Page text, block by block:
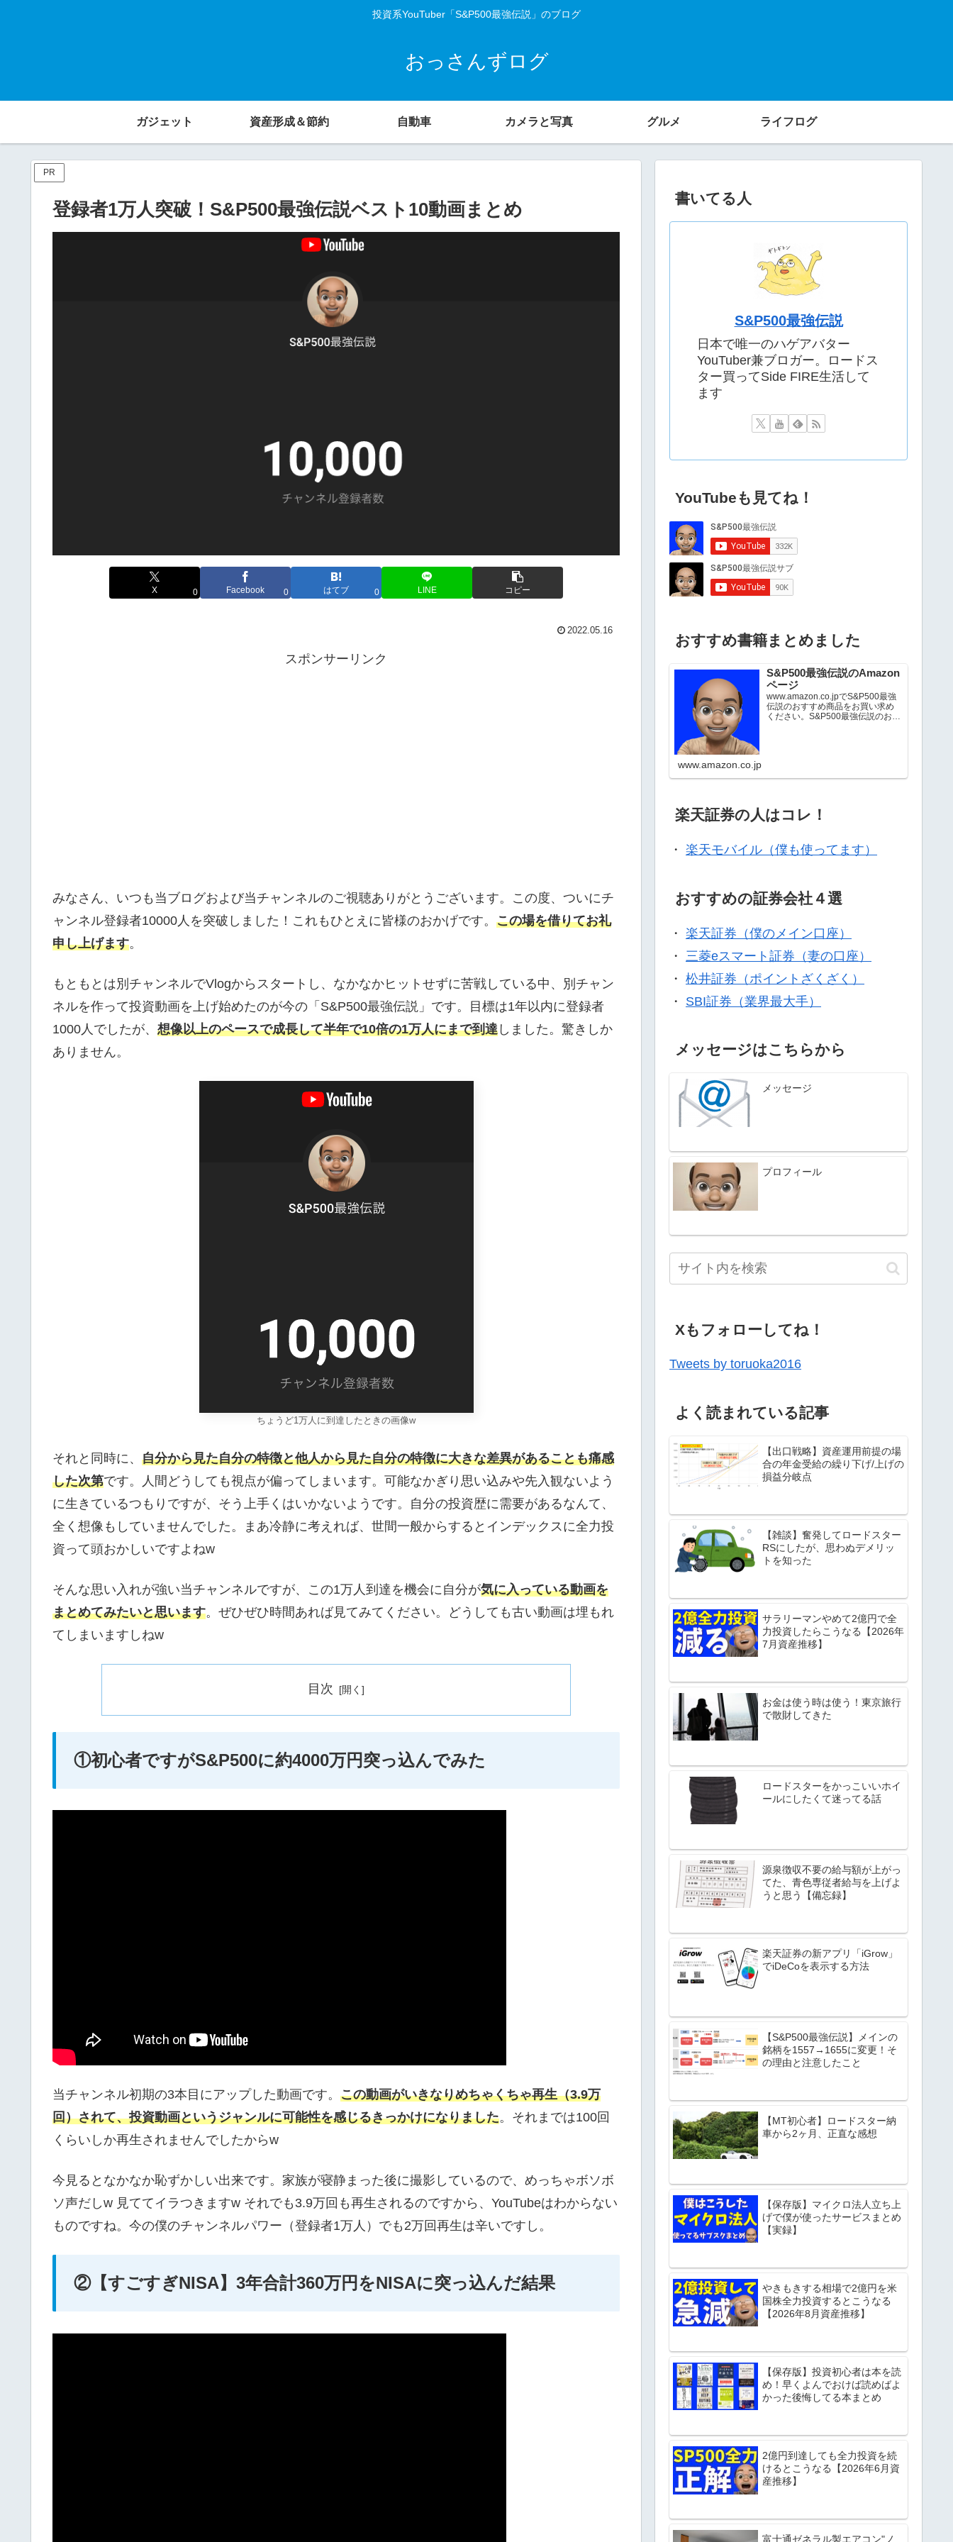
投資系YouTuber「S&P500最強伝説」のブログ
おっさんずログ
ガジェット 資産形成＆節約 自動車 カメラと写真 グルメ ライフログ
PR
登録者1万人突破！S&P500最強伝説ベスト10動画まとめ
X 0 Facebook 0 はてブ 0 LINE コピー
2022.05.16
スポンサーリンク
みなさん、いつも当ブログおよび当チャンネルのご視聴ありがとうございます。この度、ついにチ
ャンネル登録者10000人を突破しました！これもひとえに皆様のおかげです。 この場を借りてお礼
申し上げます。
もともとは別チャンネルでVlogからスタートし、なかなかヒットせずに苦戦している中、別チャン
ネルを作って投資動画を上げ始めたのが今の「S&P500最強伝説」です。目標は1年以内に登録者
1000人でしたが、 想像以上のペースで成長して半年で10倍の1万人にまで到達 しました。驚きしか
ありません。
ちょうど1万人に到達したときの画像w
それと同時に、 自分から見た自分の特徴と他人から見た自分の特徴に大きな差異があることも痛感
した次第です。人間どうしても視点が偏ってしまいます。可能なかぎり思い込みや先入観ないよう
に生きているつもりですが、そう上手くはいかないようです。自分の投資歴に需要があるなんて、
全く想像もしていませんでした。まあ冷静に考えれば、世間一般からするとインデックスに全力投
資って頭おかしいですよねw
そんな思い入れが強い当チャンネルですが、この1万人到達を機会に自分が気に入っている動画を
まとめてみたいと思います。ぜひぜひ時間あれば見てみてください。どうしても古い動画は埋もれ
てしまいますしねw
目次
①初心者ですがS&P500に約4000万円突っ込んでみた
当チャンネル初期の3本目にアップした動画です。 この動画がいきなりめちゃくちゃ再生（3.9万
回）されて、投資動画というジャンルに可能性を感じるきっかけになりました。それまでは100回
くらいしか再生されませんでしたからw
今見るとなかなか恥ずかしい出来です。家族が寝静まった後に撮影しているので、めっちゃボソボ
ソ声だしw 見ててイラつきますw それでも3.9万回も再生されるのですから、YouTubeはわからない
ものですね。今の僕のチャンネルパワー（登録者1万人）でも2万回再生は辛いですし。
②【すごすぎNISA】3年合計360万円をNISAに突っ込んだ結果
書いてる人
S&P500最強伝説
日本で唯一のハゲアバター
YouTuber兼ブロガー。ロードス
ター買ってSide FIRE生活して
ます
YouTubeも見てね！
おすすめ書籍まとめました
S&P500最強伝説のAmazon
ページ
www.amazon.co.jpでS&P500最強
伝説のおすすめ商品をお買い求め
ください。S&P500最強伝説のお気
www.amazon.co.jp
楽天証券の人はコレ！
・ 楽天モバイル（僕も使ってます）
おすすめの証券会社４選
・ 楽天証券（僕のメイン口座）
・ 三菱eスマート証券（妻の口座）
・ 松井証券（ポイントざくざく）
・ SBI証券（業界最大手）
メッセージはこちらから
メッセージ
プロフィール
Xもフォローしてね！
Tweets by toruoka2016
よく読まれている記事
【出口戦略】資産運用前提の場
合の年金受給の繰り下げ/上げの
損益分岐点
【雑談】奮発してロードスター
RSにしたが、思わぬデメリッ
トを知った
サラリーマンやめて2億円で全
力投資したらこうなる【2026年
7月資産推移】
お金は使う時は使う！東京旅行
で散財してきた
ロードスターをかっこいいホイ
ールにしたくて迷ってる話
源泉徴収不要の給与額が上がっ
てた、青色専従者給与を上げよ
うと思う【備忘録】
楽天証券の新アプリ「iGrow」
でiDeCoを表示する方法
【S&P500最強伝説】メインの
銘柄を1557→1655に変更！そ
の理由と注意したこと
【MT初心者】ロードスター納
車から2ヶ月、正直な感想
【保存版】マイクロ法人立ち上
げで僕が使ったサービスまとめ
【実録】
やきもきする相場で2億円を米
国株全力投資するとこうなる
【2026年8月資産推移】
【保存版】投資初心者は本を読
め！早くよんでおけば読めばよ
かった後悔してる本まとめ
2億円到達しても全力投資を続
けるとこうなる【2026年6月資
産推移】
富士通ゼネラル製エアコン"ノ